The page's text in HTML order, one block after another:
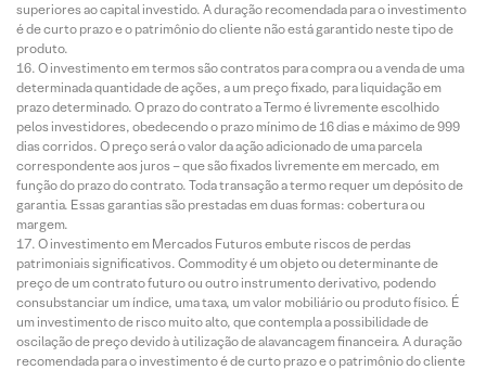
superiores ao capital investido. A duração recomendada para o investimento
é de curto prazo e o patrimônio do cliente não está garantido neste tipo de
produto.
O investimento em termos são contratos para compra ou a venda de uma
determinada quantidade de ações, a um preço fixado, para liquidação em
prazo determinado. O prazo do contrato a Termo é livremente escolhido
pelos investidores, obedecendo o prazo mínimo de 16 dias e máximo de 999
dias corridos. O preço será o valor da ação adicionado de uma parcela
correspondente aos juros – que são fixados livremente em mercado, em
função do prazo do contrato. Toda transação a termo requer um depósito de
garantia. Essas garantias são prestadas em duas formas: cobertura ou
margem.
O investimento em Mercados Futuros embute riscos de perdas
patrimoniais significativos. Commodity é um objeto ou determinante de
preço de um contrato futuro ou outro instrumento derivativo, podendo
consubstanciar um índice, uma taxa, um valor mobiliário ou produto físico. É
um investimento de risco muito alto, que contempla a possibilidade de
oscilação de preço devido à utilização de alavancagem financeira. A duração
recomendada para o investimento é de curto prazo e o patrimônio do cliente